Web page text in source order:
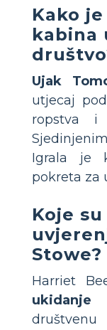
Kako
kabina
Ujak
utjecaj
ropstva i
Igrala je
pokreta za
Koje
Stowe?
Harriet
ukidanje